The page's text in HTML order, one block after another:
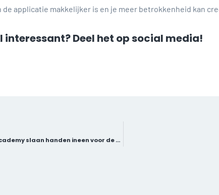
applicatie makkelijker is en je meer betrokkenheid kan
Deel het op social media!
Windesheim Flevoland en Praegus Academy slaan handen ineen voor de tester van detoekomst